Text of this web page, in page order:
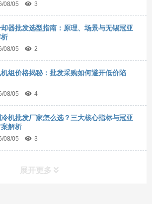
08/05 3
器批发选型指南：原理、场景与无锡冠亚
08/05 2
组价格揭秘：批发采购如何避开低价陷
08/05 4
机批发厂家怎么选？三大核心指标与冠亚
解析
08/05 3
展开更多